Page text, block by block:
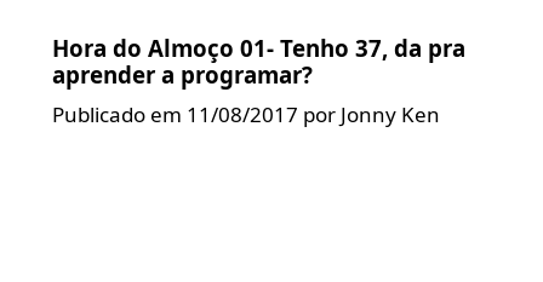
Hora do Almoço 01- Tenho 37, da pra
aprender a programar?
Publicado em 11/08/2017 por Jonny Ken